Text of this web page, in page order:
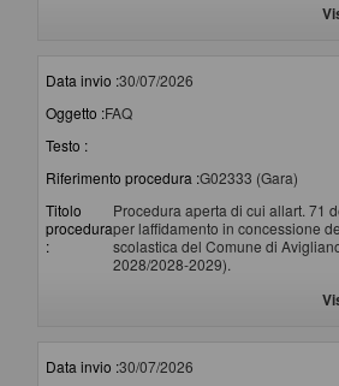
Data invio :30/07/2026
Oggetto :FAQ
Testo :
Riferimento procedura :G02333 (Gara)
Titolo
procedura
:
Procedura aperta di cui allart. 71
per laffidamento in concessione
scolastica del Comune di
2028/2028-2029).
Data invio :30/07/2026